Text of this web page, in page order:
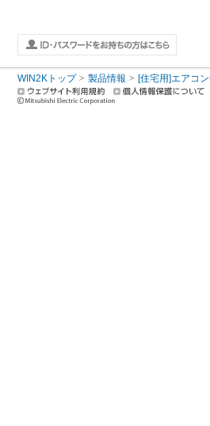
WIN2Kトップ 製品情報 [住宅用]エアコ